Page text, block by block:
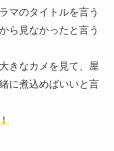
マのタイトルを言う
ら見なかったと言う
きなカメを見て、屋
に煮込めばいいと言